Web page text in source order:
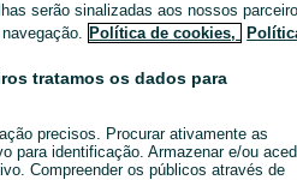
Jardim Móveis
Divisões Completas e
Conjuntos - Porto
Divisões Completas e
Valbom E Jovim
serão sinalizadas aos nossos
Política de cookies,
tratamos os dados para
precisos. Procurar ativamente as
para identificação. Armazenar e/ou
Compreender os públicos através de